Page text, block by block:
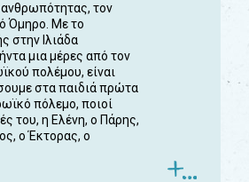
τον
Όμηρο. Με το
στην Ιλιάδα
μια μέρες από τον
πολέμου, είναι
στα παιδιά πρώτα
πόλεμο, ποιοί
του, η Ελένη, ο Πάρης,
ο Έκτορας, ο